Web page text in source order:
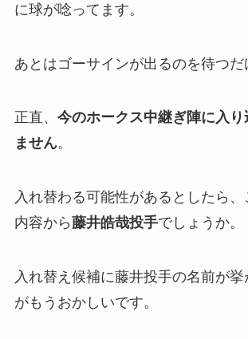
に球が唸ってます。
あとはゴーサインが出るのを待つだ
正直、 今のホークス中継ぎ陣に入り
ません。
入れ替わる可能性があるとしたら
内容から藤井皓哉投手でしょうか。
入れ替え候補に藤井投手の名前が
がもうおかしいです。